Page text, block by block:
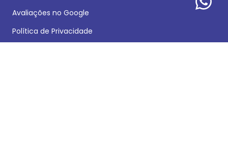
Avaliações no Google
Política de Privacidade